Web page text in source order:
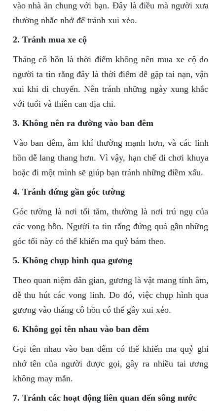
vào nhà ăn chung với bạn. Đây là điều mà người xưa
thường nhắc nhở để tránh xui xẻo.
2. Tránh mua xe cộ
Tháng cô hồn là thời điểm không nên mua xe cộ do
người ta tin rằng đây là thời điểm dễ gặp tai nạn, vận
xui khi di chuyển. Nên tránh những ngày xung khắc
với tuổi và thiên can địa chi.
3. Không nên ra đường vào ban đêm
Vào ban đêm, âm khí thường mạnh hơn, và các linh
hồn dễ lang thang hơn. Vì vậy, hạn chế đi chơi khuya
hoặc đi một mình sẽ giúp bạn tránh những điềm xấu.
4. Tránh đứng gần góc tường
Góc tường là nơi tối tăm, thường là nơi trú ngụ của
các vong hồn. Người ta tin rằng đứng quá gần những
góc tối này có thể khiến ma quỷ bám theo.
5. Không chụp hình qua gương
Theo quan niệm dân gian, gương là vật mang tính âm,
dễ thu hút các vong linh. Do đó, việc chụp hình qua
gương vào tháng cô hồn có thể gây xui xẻo.
6. Không gọi tên nhau vào ban đêm
Gọi tên nhau vào ban đêm có thể khiến ma quỷ ghi
nhớ tên của người được gọi, gây ra nhiều tai ương
không may mắn.
7. Tránh các hoạt động liên quan đến sông nước